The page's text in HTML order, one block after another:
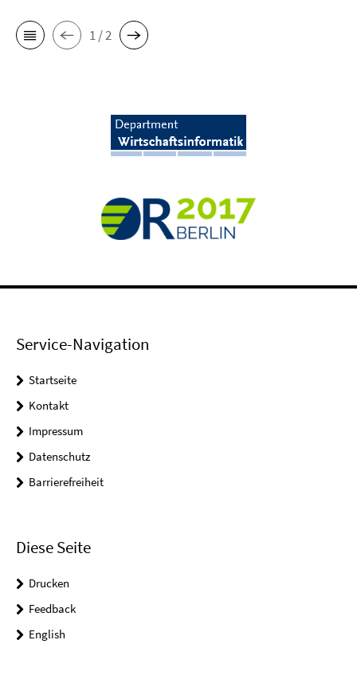
1 / 2
Service-Navigation
Startseite
Kontakt
Impressum
Datenschutz
Barrierefreiheit
Diese Seite
Drucken
Feedback
English